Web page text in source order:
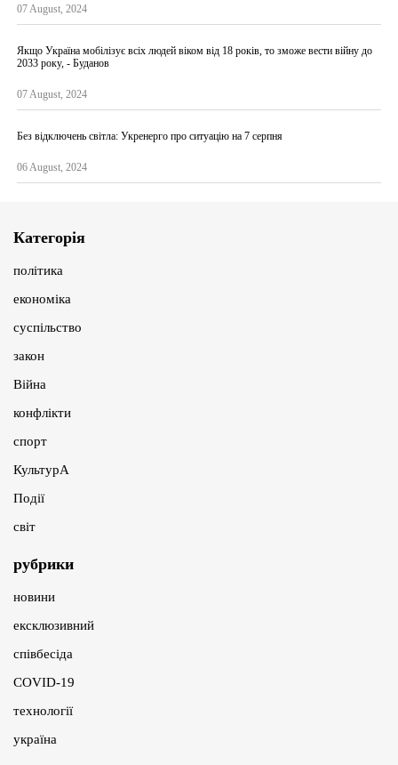
07 August, 2024
Якщо Україна мобілізує всіх людей віком від 18 років, то зможе вести війну до
2033 року, - Буданов
07 August, 2024
Без відключень світла: Укренерго про ситуацію на 7 серпня
06 August, 2024
Категорія
політика
економіка
суспільство
закон
Війна
конфлікти
спорт
КультурА
Події
світ
рубрики
новини
ексклюзивний
співбесіда
COVID-19
технології
україна